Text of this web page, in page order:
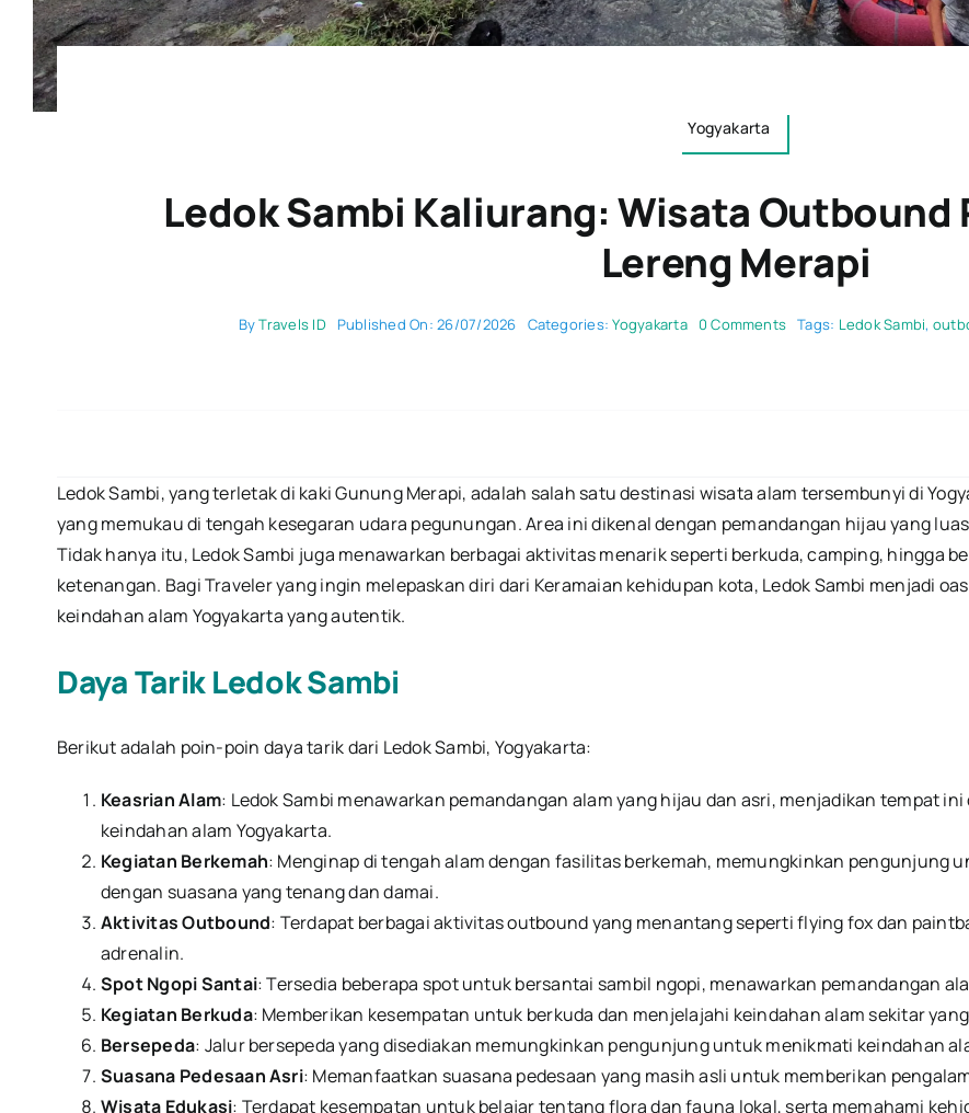
Yogyakarta
Ledok Sambi Kaliurang: Wisata Outbound
Lereng Merapi
ByTravels ID Published On: 26/07/2026 Categories:Yogyakarta 0 Commentson
Lereng
Merapi
Tags: Ledok Sambi,
Ledok Sambi, yang terletak di kaki Gunung Merapi, adalah salah satu destinasi wisata alam tersembunyi di
yang memukau di tengah kesegaran udara pegunungan. Area ini dikenal dengan pemandangan hijau yang
Tidak hanya itu, Ledok Sambi juga menawarkan berbagai aktivitas menarik seperti berkuda, camping, hingga
ketenangan. Bagi Traveler yang ingin melepaskan diri dari Keramaian kehidupan kota, Ledok Sambi menjadi
keindahan alam Yogyakarta yang autentik.
Daya Tarik Ledok Sambi
Berikut adalah poin-poin daya tarik dari Ledok Sambi, Yogyakarta:
Keasrian Alam: Ledok Sambi menawarkan pemandangan alam yang hijau dan asri, menjadikan tempat
keindahan alam Yogyakarta.
Kegiatan Berkemah: Menginap di tengah alam dengan fasilitas berkemah, memungkinkan pengunjung
dengan suasana yang tenang dan damai.
Aktivitas Outbound: Terdapat berbagai aktivitas outbound yang menantang seperti flying fox dan
adrenalin.
Spot Ngopi Santai: Tersedia beberapa spot untuk bersantai sambil ngopi, menawarkan pemandangan
Kegiatan Berkuda: Memberikan kesempatan untuk berkuda dan menjelajahi keindahan alam sekitar
Bersepeda: Jalur bersepeda yang disediakan memungkinkan pengunjung untuk menikmati keindahan
Suasana Pedesaan Asri: Memanfaatkan suasana pedesaan yang masih asli untuk memberikan
Wisata Edukasi: Terdapat kesempatan untuk belajar tentang flora dan fauna lokal, serta memahami